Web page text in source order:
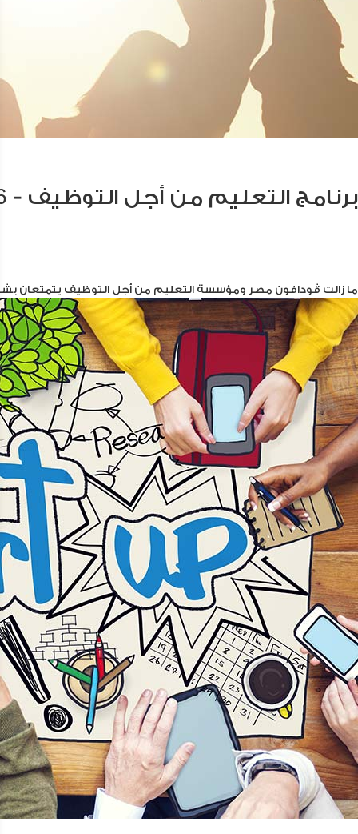
برنامج التعليم من أجل التوظيف - 2016
ما زالت ڤودافون مصر ومؤسسة التعليم من أجل التوظيف يتمتعان